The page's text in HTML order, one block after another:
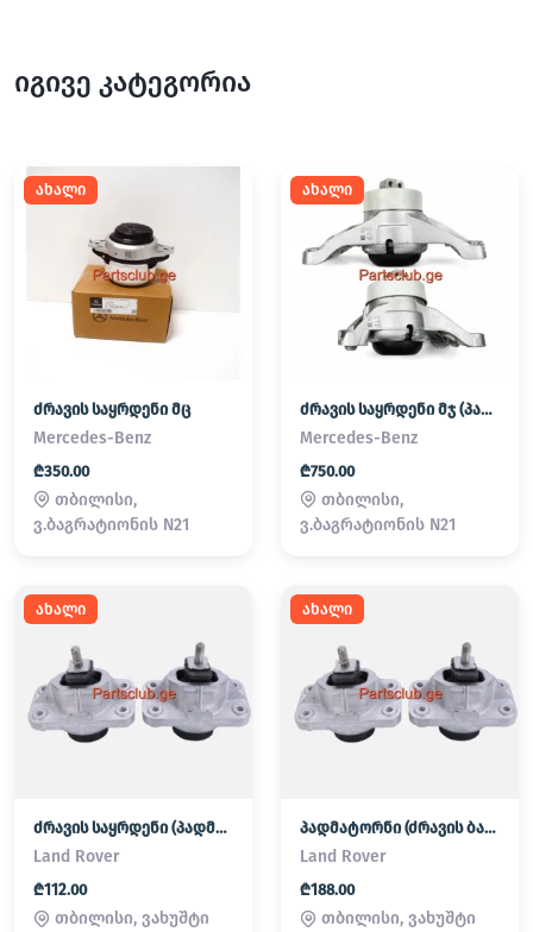
იგივე კატეგორია
ახალი
ძრავის საყრდენი მც
Mercedes-Benz
₾350.00
თბილისი,
ვ.ბაგრატიონის N21
ახალი
ძრავის საყრდენი მჯ (პადმატორნი)
Mercedes-Benz
₾750.00
თბილისი,
ვ.ბაგრატიონის N21
ახალი
ძრავის საყრდენი (პადმატორნი)
Land Rover
₾112.00
თბილისი, ვახუშტი
ახალი
პადმატორნი (ძრავის ბალიში) LAND ROVER
Land Rover
₾188.00
თბილისი, ვახუშტი